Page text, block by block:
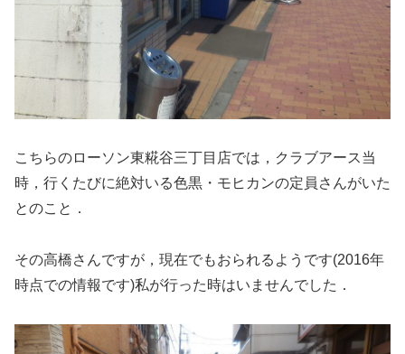
こちらのローソン東糀谷三丁目店では，クラブアース当
時，行くたびに絶対いる色黒・モヒカンの定員さんがいた
とのこと．
その高橋さんですが，現在でもおられるようです(2016年
時点での情報です)私が行った時はいませんでした．